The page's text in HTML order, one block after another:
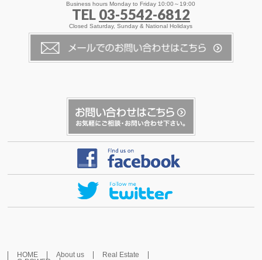
Business hours Monday to Friday 10:00～19:00
TEL 03-5542-6812
Closed Saturday, Sunday & National Holidays
HOME About us
Real Estate